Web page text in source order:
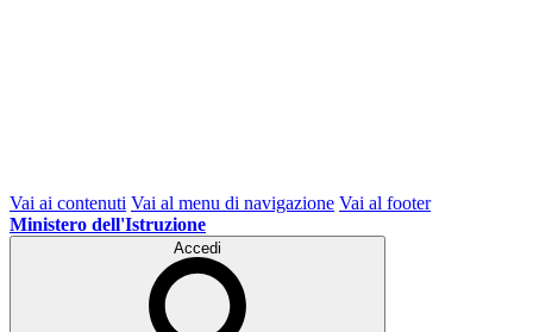
Vai ai contenuti Vai al menu di navigazione Vai al footer
Ministero dell'Istruzione
Accedi